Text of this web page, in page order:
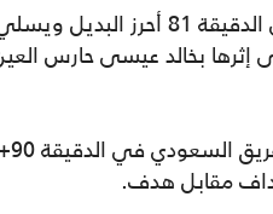
واستعاد النصر سيطرته على أحداث
إثرها بخالد عيسى حارس
مقابل هدف.